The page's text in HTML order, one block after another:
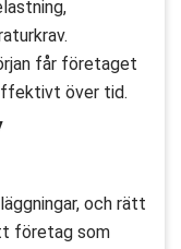
får företaget
över tid.
och rätt
företag som